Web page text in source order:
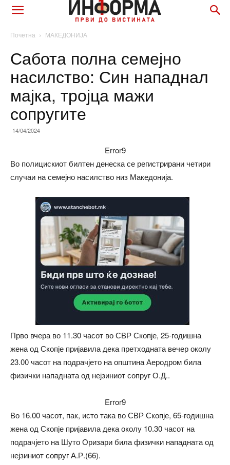
Почетна МАКЕДОНИЈА
Сабота полна семејно
насилство: Син нападнал
мајка, тројца мажи
сопругите
14/04/2024
Error9
Во полицискиот билтен денеска се регистрирани четири
случаи на семејно насилство низ Македонија.
Прво вчера во 11.30 часот во СВР Скопје, 25-годишна
жена од Скопје пријавила дека претходната вечер околу
23.00 часот на подрачјето на општина Аеродром била
физички нападната од нејзиниот сопруг О.Д..
Error9
Во 16.00 часот, пак, исто така во СВР Скопје, 65-годишна
жена од Скопје пријавила дека околу 10.30 часот на
подрачјето на Шуто Оризари била физички нападната од
нејзиниот сопруг А.Р.(66).